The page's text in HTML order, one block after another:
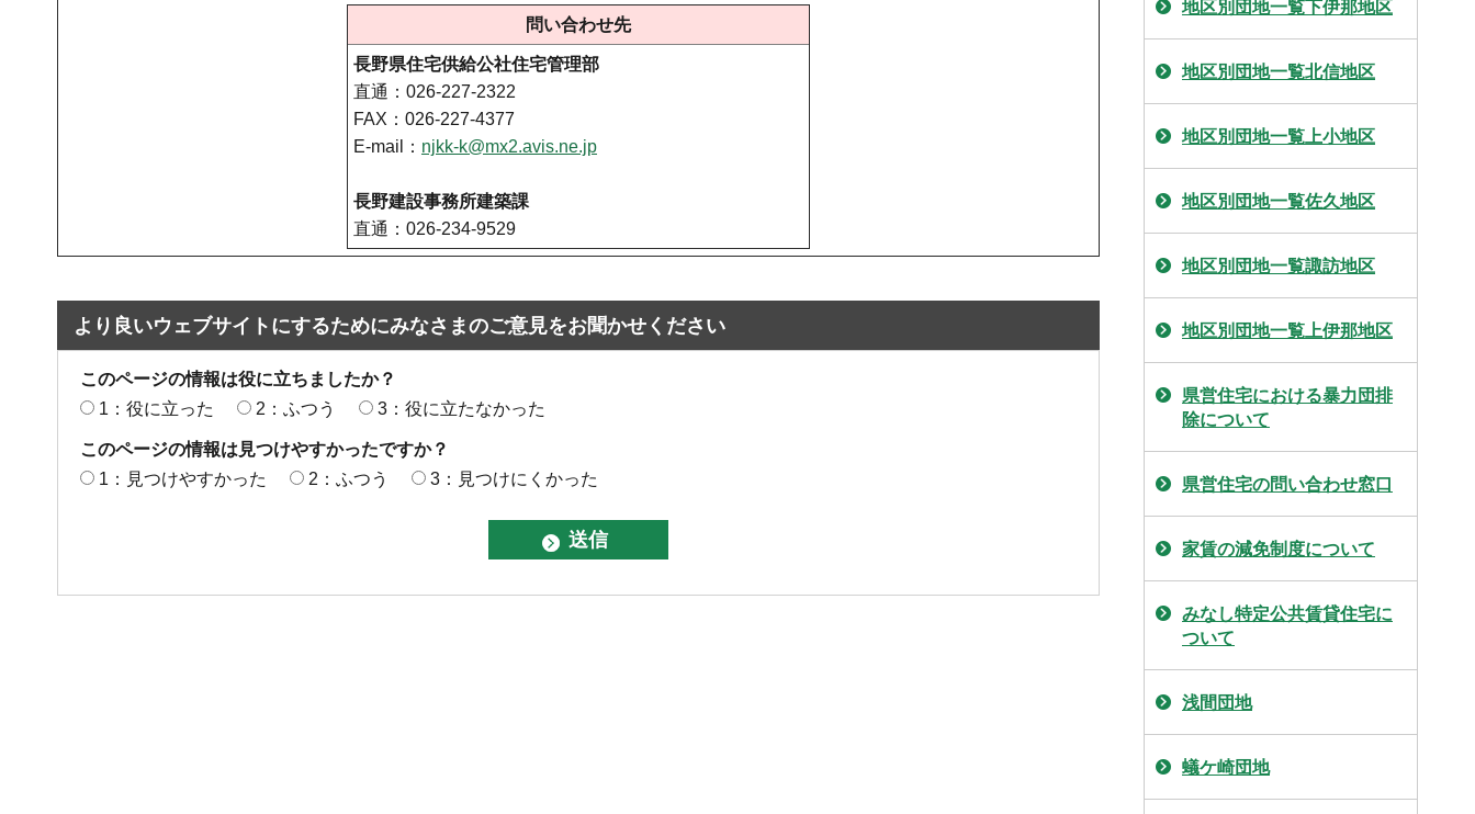
問い合わせ先
長野県住宅供給公社住宅管理部
直通：026-227-2322
FAX：026-227-4377
E-mail： njkk-k@mx2.avis.ne.jp
長野建設事務所建築課
直通：026-234-9529
より良いウェブサイトにするためにみなさまのご意見をお聞かせください
このページの情報は役に立ちましたか？
1：役に立った
2：ふつう 3：役に立たなかった
このページの情報は見つけやすかったですか？
1：見つけやすかった
2：ふつう 3：見つけにくかった
地区別団地一覧下伊那地区
地区別団地一覧北信地区
地区別団地一覧上小地区
地区別団地一覧佐久地区
地区別団地一覧諏訪地区
地区別団地一覧上伊那地区
県営住宅における暴力団排
除について
県営住宅の問い合わせ窓口
家賃の減免制度について
みなし特定公共賃貸住宅に
ついて
浅間団地
蟻ケ崎団地